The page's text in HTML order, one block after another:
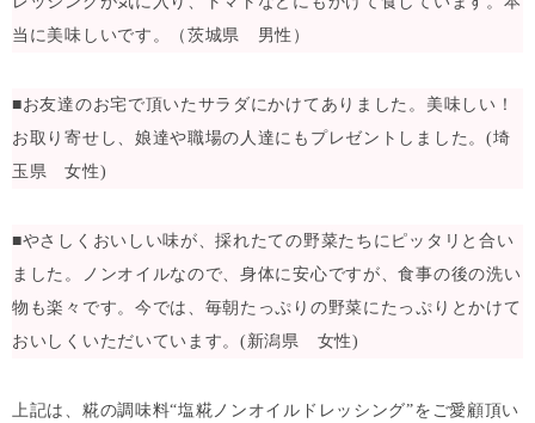
当に美味しいです。（茨城県 男性）
■お友達のお宅で頂いたサラダにかけてありました。美味しい！
お取り寄せし、娘達や職場の人達にもプレゼントしました。(埼
玉県 女性)
■やさしくおいしい味が、採れたての野菜たちにピッタリと合い
ました。ノンオイルなので、身体に安心ですが、食事の後の洗い
物も楽々です。今では、毎朝たっぷりの野菜にたっぷりとかけて
おいしくいただいています。(新潟県 女性)
上記は、糀の調味料“塩糀ノンオイルドレッシング”をご愛顧頂い